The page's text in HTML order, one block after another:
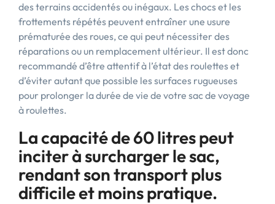
des terrains accidentés ou inégaux. Les chocs et les
frottements répétés peuvent entraîner une usure
prématurée des roues, ce qui peut nécessiter des
réparations ou un remplacement ultérieur. Il est donc
recommandé d’être attentif à l’état des roulettes et
d’éviter autant que possible les surfaces rugueuses
pour prolonger la durée de vie de votre sac de voyage
à roulettes.
La capacité de 60 litres peut
inciter à surcharger le sac,
rendant son transport plus
difficile et moins pratique.